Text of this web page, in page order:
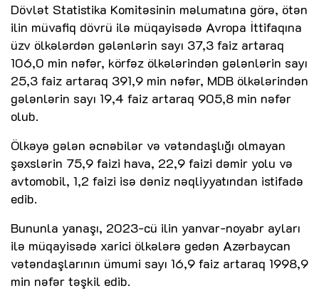
Dövlət Statistika Komitəsinin məlumatına görə, ötən
ilin müvafiq dövrü ilə müqayisədə Avropa İttifaqına
üzv ölkələrdən gələnlərin sayı 37,3 faiz artaraq
106,0 min nəfər, körfəz ölkələrindən gələnlərin sayı
25,3 faiz artaraq 391,9 min nəfər, MDB ölkələrindən
gələnlərin sayı 19,4 faiz artaraq 905,8 min nəfər
olub.
Ölkəyə gələn əcnəbilər və vətəndaşlığı olmayan
şəxslərin 75,9 faizi hava, 22,9 faizi dəmir yolu və
avtomobil, 1,2 faizi isə dəniz nəqliyyatından istifadə
edib.
Bununla yanaşı, 2023-cü ilin yanvar-noyabr ayları
ilə müqayisədə xarici ölkələrə gedən Azərbaycan
vətəndaşlarının ümumi sayı 16,9 faiz artaraq 1998,9
min nəfər təşkil edib.